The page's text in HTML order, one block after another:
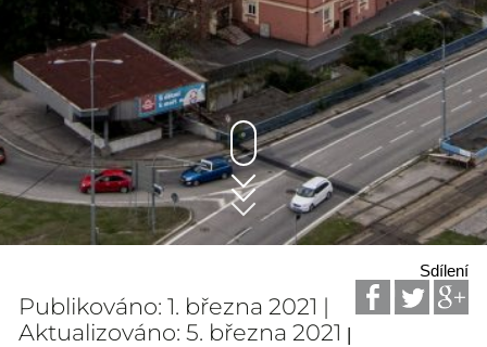
Sdílení
Publikováno: 1. března 2021 |
Aktualizováno: 5. března 2021 |